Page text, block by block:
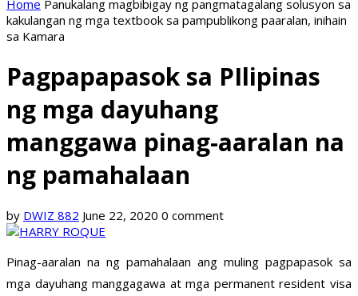
Home Panukalang magbibigay ng pangmatagalang solusyon sa
kakulangan ng mga textbook sa pampublikong paaralan, inihain
sa Kamara
Pagpapapasok sa PIlipinas
ng mga dayuhang
manggawa pinag-aaralan na
ng pamahalaan
by DWIZ 882 June 22, 2020 0 comment
Pinag-aaralan na ng pamahalaan ang muling pagpapasok sa
mga dayuhang manggagawa at mga permanent resident visa